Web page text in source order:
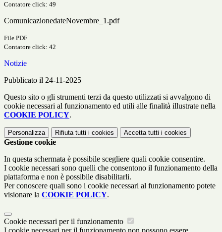
Contatore click: 49
ComunicazionedateNovembre_1.pdf
File PDF
Contatore click: 42
Notizie
Pubblicato il 24-11-2025
Questo sito o gli strumenti terzi da questo utilizzati si avvalgono di
cookie necessari al funzionamento ed utili alle finalità illustrate nella
COOKIE POLICY.
Personalizza Rifiuta tutti i cookies Accetta tutti i cookies
Gestione cookie
In questa schermata è possibile scegliere quali cookie consentire.
I cookie necessari sono quelli che consentono il funzionamento della
piattaforma e non è possibile disabilitarli.
Per conoscere quali sono i cookie necessari al funzionamento potete
visionare la COOKIE POLICY.
Cookie necessari per il funzionamento
I cookie necessari per il funzionamento non possono essere